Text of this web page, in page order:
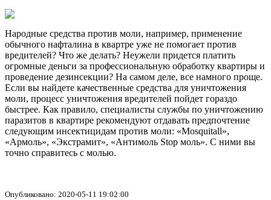
Народные средства против моли, например, применение
обычного нафталина в квартре уже не помогает против
вредителей? Что же делать? Неужели придется платить
огромные деньги за профессиональную обработку квартиры и
проведение дезинсекции? На самом деле, все намного проще.
Если вы найдете качественные средства для уничтожения
моли, процесс уничтожения вредителей пойдет гораздо
быстрее. Как правило, специалисты службы по уничтожению
паразитов в квартире рекомендуют отдавать предпочтение
следующим инсектицидам против моли: «Mosquitall»,
«Армоль», «Экстрамит», «Антимоль Stop моль». С ними вы
точно справитесь с молью.
Опубликовано: 2020-05-11 19:02:00